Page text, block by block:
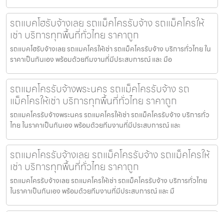
รถแบคโฮรับจ้างเลย รถแม็คโครรับจ้าง รถแม็คโครให้
เช่า บริการทุกพื้นที่ทั่วไทย ราคาถูก
รถแบคโฮรับจ้างเลย รถแมคโครให้เช่า รถแม็คโครรับจ้าง บริการทั่วไทย ใน
ราคาเป็นกันเอง พร้อมด้วยทีมงานที่มีประสบการณ์ และ มือ
รถแมคโครรับจ้างพระนคร รถแม็คโครรับจ้าง รถ
แม็คโครให้เช่า บริการทุกพื้นที่ทั่วไทย ราคาถูก
รถแมคโครรับจ้างพระนคร รถแมคโครให้เช่า รถแม็คโครรับจ้าง บริการทั่ว
ไทย ในราคาเป็นกันเอง พร้อมด้วยทีมงานที่มีประสบการณ์ และ
รถแมคโครรับจ้างเลย รถแม็คโครรับจ้าง รถแม็คโครให้
เช่า บริการทุกพื้นที่ทั่วไทย ราคาถูก
รถแมคโครรับจ้างเลย รถแมคโครให้เช่า รถแม็คโครรับจ้าง บริการทั่วไทย
ในราคาเป็นกันเอง พร้อมด้วยทีมงานที่มีประสบการณ์ และ มื